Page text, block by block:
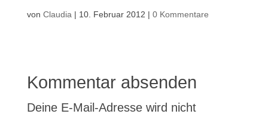
von Claudia | 10. Februar 2012 | 0 Kommentare
Kommentar absenden
Deine E-Mail-Adresse wird nicht